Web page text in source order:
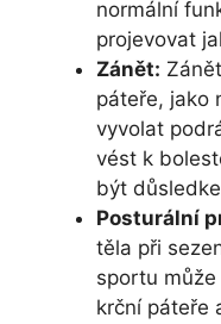
normální
projevovat
Zánět:
páteře, jako
vyvolat
vést k
být
Posturální
těla při
sportu
krční páteře